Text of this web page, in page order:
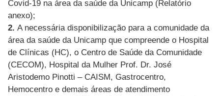
Covid-19 na área da saúde da Unicamp (Relatório
anexo);
2. A necessária disponibilização para a comunidade da
área da saúde da Unicamp que compreende o Hospital
de Clínicas (HC), o Centro de Saúde da Comunidade
(CECOM), Hospital da Mulher Prof. Dr. José
Aristodemo Pinotti – CAISM, Gastrocentro,
Hemocentro e demais áreas de atendimento